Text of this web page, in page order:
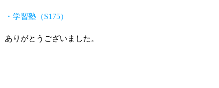
・学習塾（S175）
ありがとうございました。